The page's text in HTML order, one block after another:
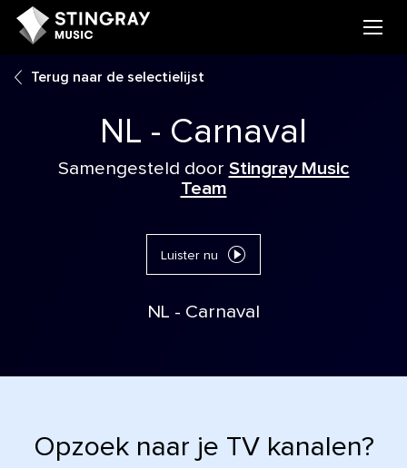
Terug naar de selectielijst
NL - Carnaval
Samengesteld door Stingray Music
Team
Luister nu
NL - Carnaval
Opzoek naar je TV kanalen?